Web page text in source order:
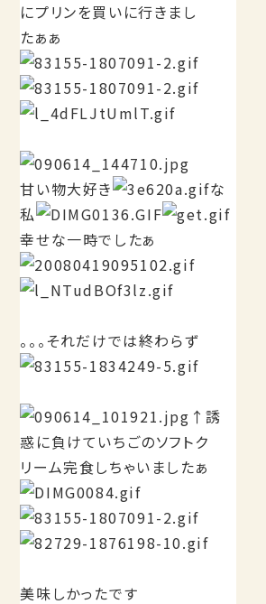
にプリンを買いに行きまし
たぁぁ
甘い物大好き
な
私
幸せな一時でしたぁ
。。。それだけでは終わらず
↑誘
惑に負けていちごのソフトク
リーム完食しちゃいましたぁ
美味しかったです